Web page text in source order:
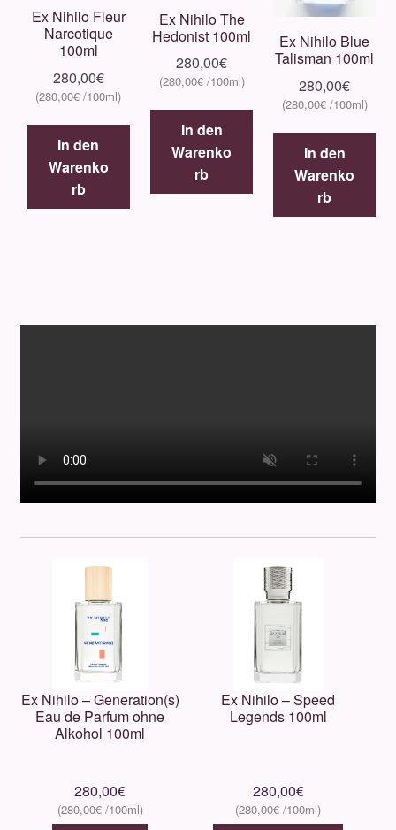
Electimuss
Escentric Molecules
Ex Nihilo
Fragrance Du Bois
Initio
John Varvatos
Kanchaveli
Lalique
LengLing
Lorenzo Villoresi
Ex Nihilo Fleur
Narcotique
100ml
280,00€
280,00€
In den
Warenko
rb
Ex Nihilo The
Hedonist 100ml
280,00€
280,00€
In den
Warenko
rb
Ex Nihilo Blue
Talisman 100ml
280,00€
280,00€
In den
Warenko
rb
Ex Nihilo – Generation(s)
Eau de Parfum ohne
Alkohol 100ml
280,00€
280,00€
Ex Nihilo – Speed
Legends 100ml
280,00€
280,00€